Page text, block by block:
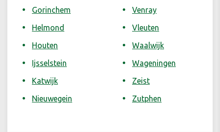
Gorinchem
Helmond
Houten
Ijsselstein
Katwijk
Nieuwegein
Venray
Vleuten
Waalwijk
Wageningen
Zeist
Zutphen